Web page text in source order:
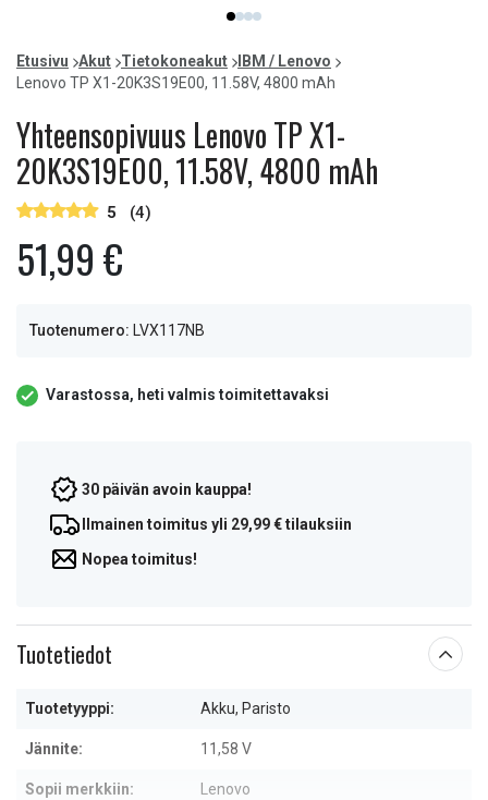
item
0
item
1
item
2
item
3
of
4
Etusivu Akut Tietokoneakut
IBM / Lenovo
Lenovo TP X1-20K3S19E00, 11.58V, 4800 mAh
Yhteensopivuus Lenovo TP X1-
20K3S19E00, 11.58V, 4800 mAh
5 (4)
51,99 €
Tuotenumero: LVX117NB
Varastossa, heti valmis toimitettavaksi
30 päivän avoin kauppa!
Ilmainen toimitus yli 29,99 € tilauksiin
Nopea toimitus!
Tuotetiedot
Tuotetyyppi: Akku, Paristo
Jännite: 11,58 V
Sopii merkkiin: Lenovo